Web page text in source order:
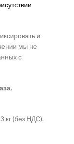
и
мы не
с
кг (без НДС).